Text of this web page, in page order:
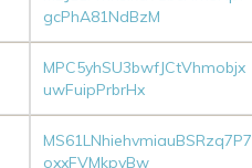
gcPhA81NdBzM
MPC5yhSU3bwfJCtVhmobjx
uwFuipPrbrHx
MS61LNhiehvmiauBSRzq7P7
oxxFVMkpyBw